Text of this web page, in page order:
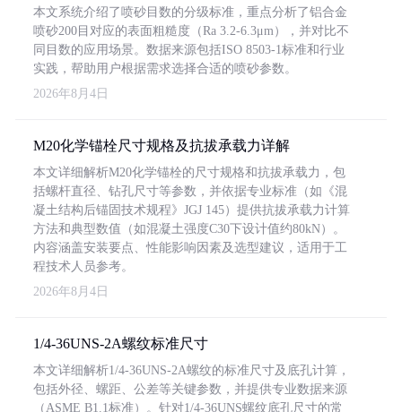
本文系统介绍了喷砂目数的分级标准，重点分析了铝合金
喷砂200目对应的表面粗糙度（Ra 3.2-6.3μm），并对比不
同目数的应用场景。数据来源包括ISO 8503-1标准和行业
实践，帮助用户根据需求选择合适的喷砂参数。
2026年8月4日
M20化学锚栓尺寸规格及抗拔承载力详解
本文详细解析M20化学锚栓的尺寸规格和抗拔承载力，包
括螺杆直径、钻孔尺寸等参数，并依据专业标准（如《混
凝土结构后锚固技术规程》JGJ 145）提供抗拔承载力计算
方法和典型数值（如混凝土强度C30下设计值约80kN）。
内容涵盖安装要点、性能影响因素及选型建议，适用于工
程技术人员参考。
2026年8月4日
1/4-36UNS-2A螺纹标准尺寸
本文详细解析1/4-36UNS-2A螺纹的标准尺寸及底孔计算，
包括外径、螺距、公差等关键参数，并提供专业数据来源
（ASME B1.1标准）。针对1/4-36UNS螺纹底孔尺寸的常